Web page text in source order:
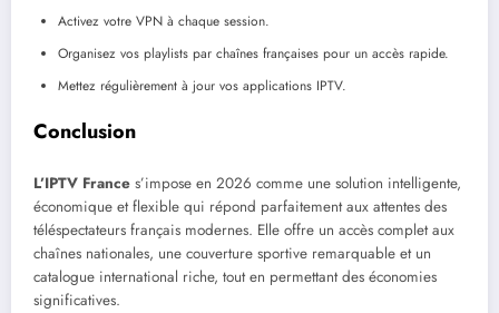
Activez votre VPN à chaque session.
Organisez vos playlists par chaînes françaises pour un accès rapide.
Mettez régulièrement à jour vos applications IPTV.
Conclusion
L’IPTV France s’impose en 2026 comme une solution intelligente,
économique et flexible qui répond parfaitement aux attentes des
téléspectateurs français modernes. Elle offre un accès complet aux
chaînes nationales, une couverture sportive remarquable et un
catalogue international riche, tout en permettant des économies
significatives.